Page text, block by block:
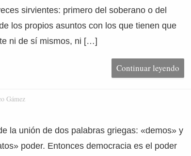
sirvientes: primero del soberano o del
los propios asuntos con los que tienen que
ni de sí mismos, ni […]
Continuar leyendo
Gámez
la unión de dos palabras griegas: «demos» y
poder. Entonces democracia es el poder